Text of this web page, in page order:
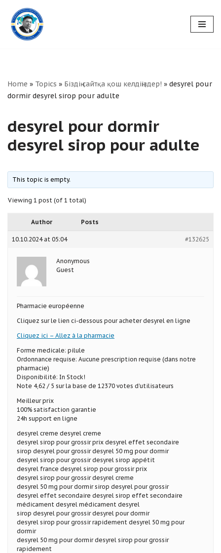
Skip
to
Home » Topics » Біздің сайтқа қош келдіңіздер! » desyrel pour
dormir desyrel sirop pour adulte
desyrel pour dormir
desyrel sirop pour adulte
This topic is empty.
Viewing 1 post (of 1 total)
Author Posts
10.10.2024 at 05:04 #132625
Anonymous
Guest
Pharmacie européenne
Cliquez sur le lien ci-dessous pour acheter desyrel en ligne
Cliquez ici – Allez à la pharmacie
Forme medicale: pilule
Ordonnance requise: Aucune prescription requise (dans notre
pharmacie)
Disponibilité: In Stock!
Note 4,62 / 5 sur la base de 12370 votes d’utilisateurs
Meilleur prix
100% satisfaction garantie
24h support en ligne
desyrel creme desyrel creme
desyrel sirop pour grossir prix desyrel effet secondaire
sirop desyrel pour grossir desyrel 50 mg pour dormir
desyrel sirop pour grossir desyrel sirop appétit
desyrel france desyrel sirop pour grossir prix
desyrel sirop pour grossir desyrel creme
desyrel 50 mg pour dormir sirop desyrel pour grossir
desyrel effet secondaire desyrel sirop effet secondaire
médicament desyrel médicament desyrel
sirop desyrel pour grossir desyrel pour dormir
desyrel sirop pour grossir rapidement desyrel 50 mg pour
dormir
desyrel 50 mg pour dormir desyrel sirop pour grossir
rapidement